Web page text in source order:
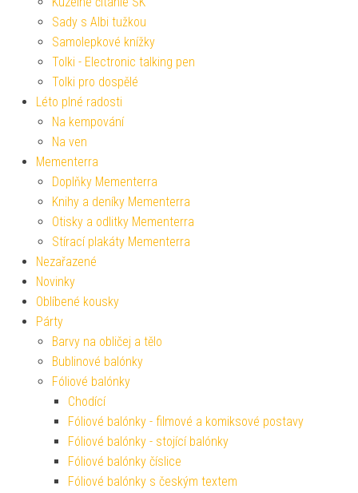
Sady s Albi tužkou
Samolepkové knížky
Tolki - Electronic talking pen
Tolki pro dospělé
Léto plné radosti
Na kempování
Na ven
Mementerra
Doplňky Mementerra
Knihy a deníky Mementerra
Otisky a odlitky Mementerra
Stírací plakáty Mementerra
Nezařazené
Novinky
Oblíbené kousky
Párty
Barvy na obličej a tělo
Bublinové balónky
Fóliové balónky
Chodící
Fóliové balónky - filmové a komiksové postavy
Fóliové balónky - stojící balónky
Fóliové balónky číslice
Fóliové balónky s českým textem